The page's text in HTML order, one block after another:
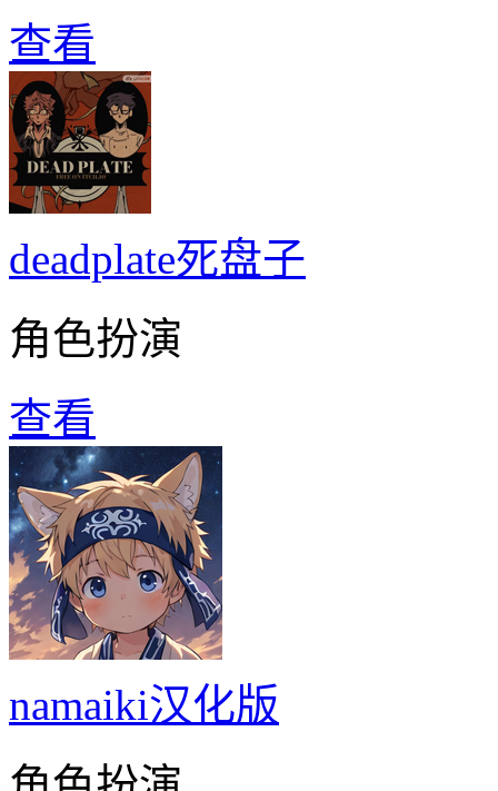
查看
deadplate死盘子
角色扮演
查看
namaiki汉化版